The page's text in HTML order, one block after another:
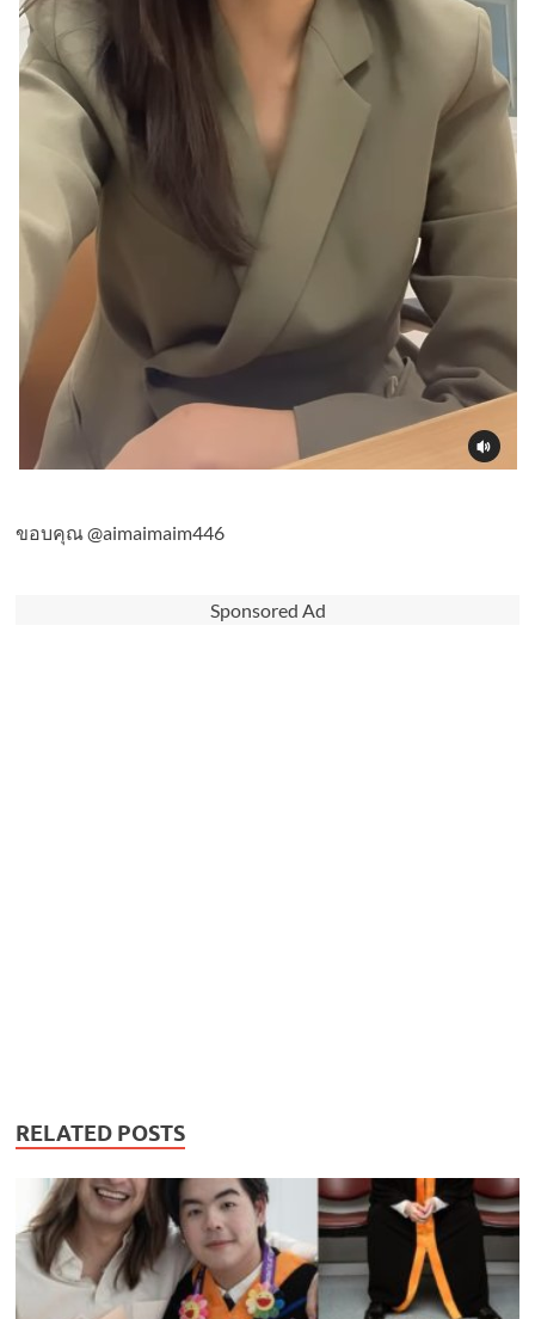
ขอบคุณ @aimaimaim446
Sponsored Ad
RELATED POSTS